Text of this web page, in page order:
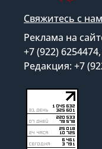
Свяжитесь с
Реклама на
+7 (922)
Редакция: +7